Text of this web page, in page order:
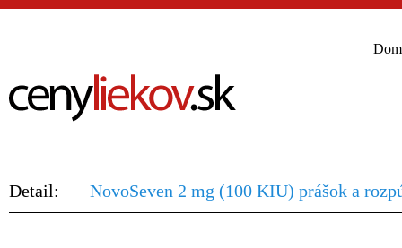
Detail: NovoSeven 2 mg (100 KIU) prášok a